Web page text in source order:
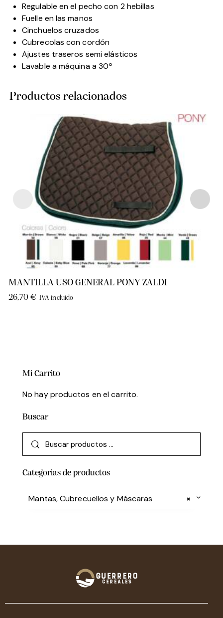
Regulable en el pecho con 2 hebillas
Fuelle en las manos
Cinchuelos cruzados
Cubrecolas con cordón
Ajustes traseros semi elásticos
Lavable a máquina a 30º
Productos relacionados
MANTILLA USO GENERAL PONY ZALDI
26,70 € IVA incluido
Mi Carrito
No hay productos en el carrito.
Buscar
Categorias de productos
×
Mantas, Cubrecuellos y Máscaras